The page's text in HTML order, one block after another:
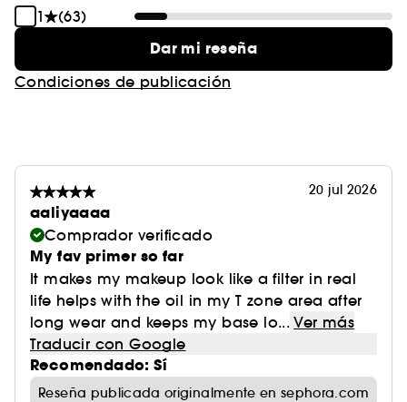
1 (63)
Dar mi reseña
Condiciones de publicación
20 jul 2026
aaliyaaaa
Comprador verificado
My fav primer so far
It makes my makeup look like a filter in real
life helps with the oil in my T zone area after
long wear and keeps my base lo... Ver más
Traducir con Google
Recomendado: Sí
Reseña publicada originalmente en sephora.com